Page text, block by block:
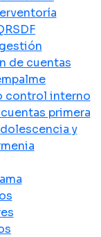
de cuentas
control interno
primera
y